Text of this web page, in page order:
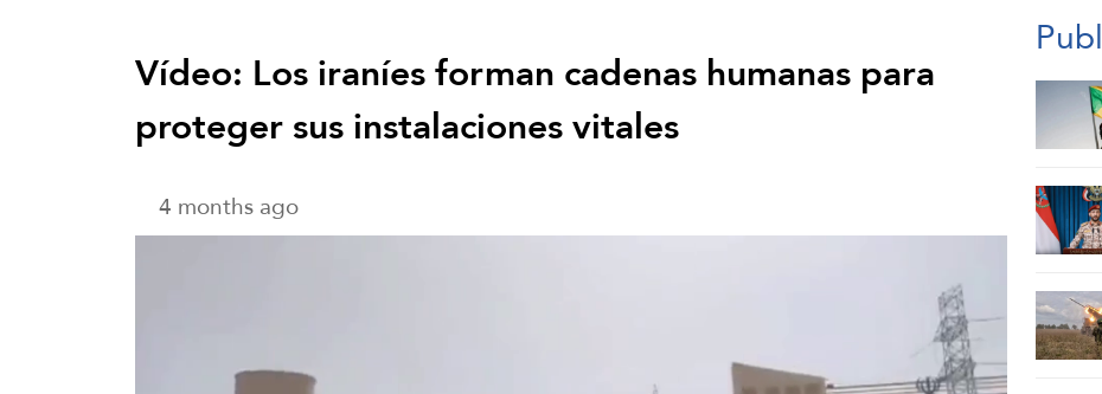
Vídeo: Los iraníes forman cadenas humanas para
proteger sus instalaciones vitales
4 months ago